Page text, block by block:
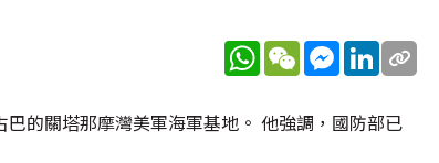
WhatsApp
WeChatMessenger
LinkedIn
的關塔那摩灣美軍海軍基地。 他強調，國防部已